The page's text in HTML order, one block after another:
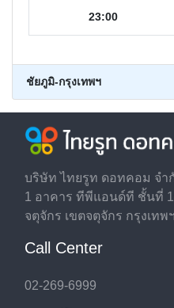
23:00
ชัยภูมิ-กรุงเทพฯ
บริษัท ไทยรูท ดอทคอม จำ
1 อาคาร ทีพีแอนด์ที ชั้นที่
จตุจักร เขตจตุจักร กรุงเทพ
Call Center
02-269-6999